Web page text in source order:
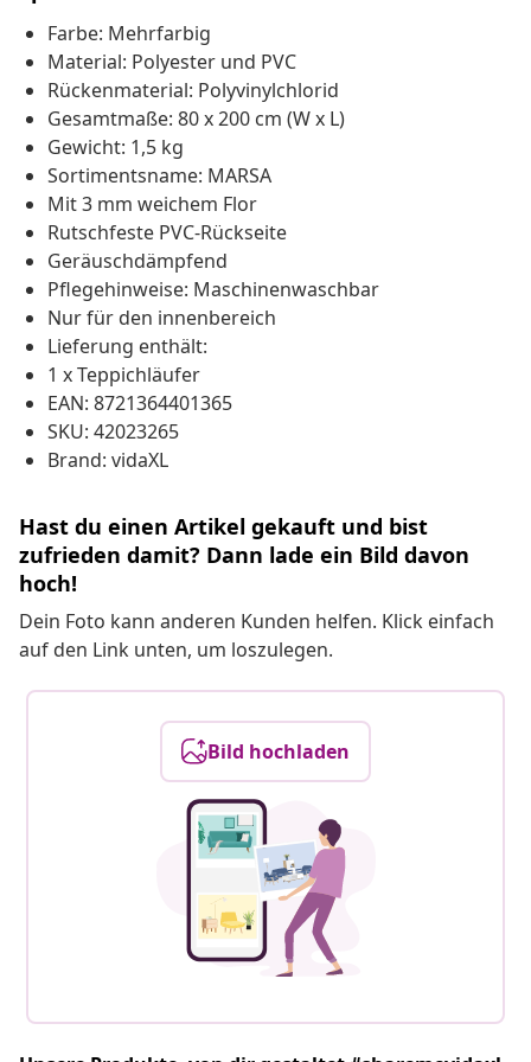
Farbe: Mehrfarbig
Material: Polyester und PVC
Rückenmaterial: Polyvinylchlorid
Gesamtmaße: 80 x 200 cm (W x L)
Gewicht: 1,5 kg
Sortimentsname: MARSA
Mit 3 mm weichem Flor
Rutschfeste PVC-Rückseite
Geräuschdämpfend
Pflegehinweise: Maschinenwaschbar
Nur für den innenbereich
Lieferung enthält:
1 x Teppichläufer
EAN: 8721364401365
SKU: 42023265
Brand: vidaXL
Hast du einen Artikel gekauft und bist
zufrieden damit? Dann lade ein Bild davon
hoch!
Dein Foto kann anderen Kunden helfen. Klick einfach
auf den Link unten, um loszulegen.
Bild hochladen